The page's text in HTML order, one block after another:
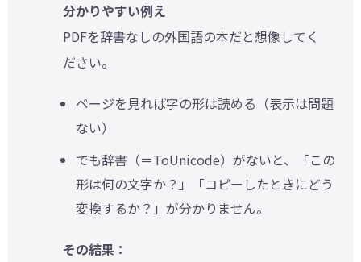
分かりやすい例え
PDFを辞書なしの外国語の本だと想像してく
ださい。
ページを見れば字の形は読める（表示は問題
ない）
でも辞書（＝ToUnicode）がないと、「この
形は何の文字か？」「コピーしたときにどう
変換するか？」が分かりません。
その結果：